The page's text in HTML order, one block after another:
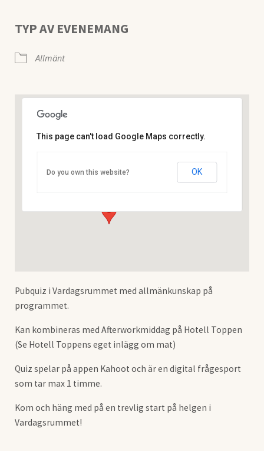
TYP AV EVENEMANG
Allmänt
Blå Vägen 256 - Storuman
This page can't load Google Maps correctly.
Do you own this website? OK
Pubquiz i Vardagsrummet med allmänkunskap på
programmet.
Kan kombineras med Afterworkmiddag på Hotell Toppen
(Se Hotell Toppens eget inlägg om mat)
Quiz spelar på appen Kahoot och är en digital frågesport
som tar max 1 timme.
Kom och häng med på en trevlig start på helgen i
Vardagsrummet!